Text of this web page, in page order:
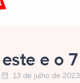
este e o 7
13 de julho de 2023